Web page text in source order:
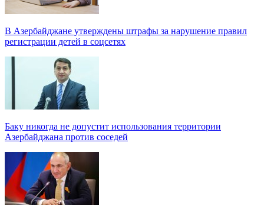
В Азербайджане утверждены штрафы за нарушение правил
регистрации детей в соцсетях
Баку никогда не допустит использования территории
Азербайджана против соседей